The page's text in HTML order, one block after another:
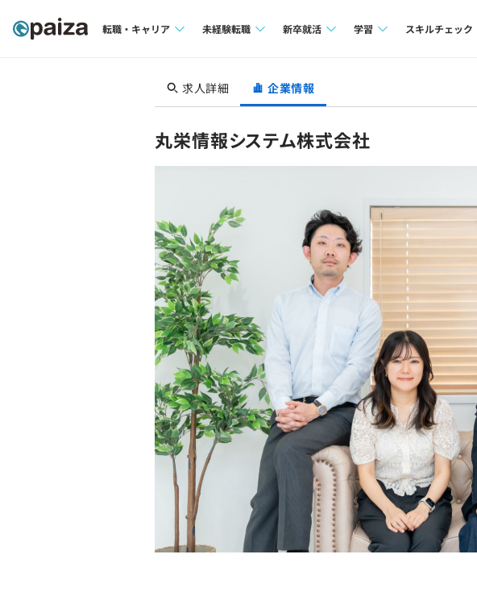
転職・キャリア
転職成功ガイド
未経験転職
求人検索
転職成功ガイド
新卒就活
本選考
インターン
イベント・セミナー
インタビュー
就活成功ガイド
学習
4択課題
リファレンス
プラン
個人向けプラン
法人向けプラン
学校向けプラン
契約内容・クーポン
スキルチェック
求人詳細 企業情報
丸栄情報システム株式会社